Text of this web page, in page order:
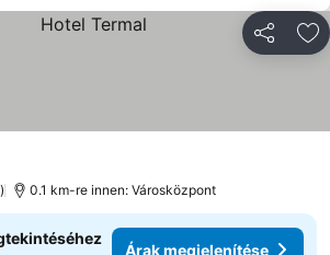
megjelenítése
0.1 km-re innen: Városközpont
Árak megjelenítése